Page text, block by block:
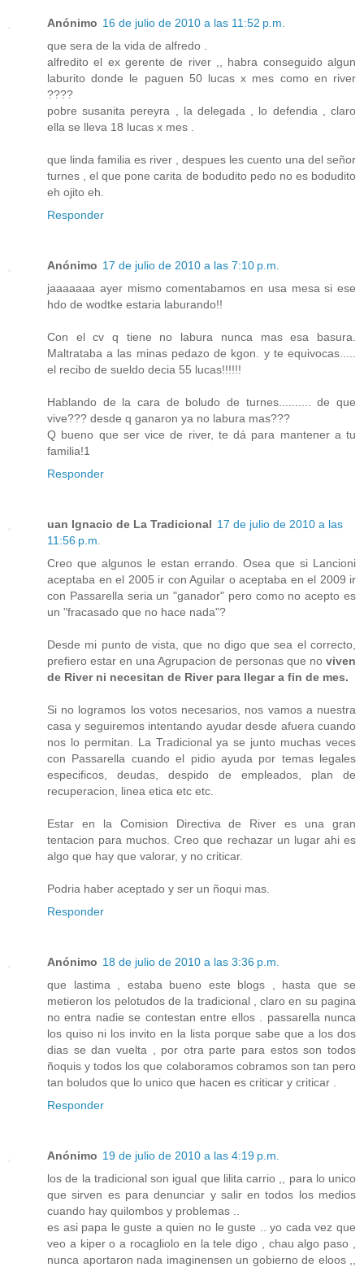
Anónimo 16 de julio de 2010 a las 11:52 p.m.
que sera de la vida de alfredo .
alfredito el ex gerente de river ,, habra conseguido algun
laburito donde le paguen 50 lucas x mes como en river
????
pobre susanita pereyra , la delegada , lo defendia , claro
ella se lleva 18 lucas x mes .
que linda familia es river , despues les cuento una del señor
turnes , el que pone carita de bodudito pedo no es bodudito
eh ojito eh.
Responder
Anónimo 17 de julio de 2010 a las 7:10 p.m.
jaaaaaaa ayer mismo comentabamos en usa mesa si ese
hdo de wodtke estaria laburando!!
Con el cv q tiene no labura nunca mas esa basura.
Maltrataba a las minas pedazo de kgon. y te equivocas.....
el recibo de sueldo decia 55 lucas!!!!!!
Hablando de la cara de boludo de turnes.......... de que
vive??? desde q ganaron ya no labura mas???
Q bueno que ser vice de river, te dá para mantener a tu
familia!1
Responder
uan Ignacio de La Tradicional 17 de julio de 2010 a las
11:56 p.m.
Creo que algunos le estan errando. Osea que si Lancioni
aceptaba en el 2005 ir con Aguilar o aceptaba en el 2009 ir
con Passarella seria un "ganador" pero como no acepto es
un "fracasado que no hace nada"?
Desde mi punto de vista, que no digo que sea el correcto,
prefiero estar en una Agrupacion de personas que no viven
de River ni necesitan de River para llegar a fin de mes.
Si no logramos los votos necesarios, nos vamos a nuestra
casa y seguiremos intentando ayudar desde afuera cuando
nos lo permitan. La Tradicional ya se junto muchas veces
con Passarella cuando el pidio ayuda por temas legales
especificos, deudas, despido de empleados, plan de
recuperacion, linea etica etc etc.
Estar en la Comision Directiva de River es una gran
tentacion para muchos. Creo que rechazar un lugar ahi es
algo que hay que valorar, y no criticar.
Podria haber aceptado y ser un ñoqui mas.
Responder
Anónimo 18 de julio de 2010 a las 3:36 p.m.
que lastima , estaba bueno este blogs , hasta que se
metieron los pelotudos de la tradicional , claro en su pagina
no entra nadie se contestan entre ellos . passarella nunca
los quiso ni los invito en la lista porque sabe que a los dos
dias se dan vuelta , por otra parte para estos son todos
ñoquis y todos los que colaboramos cobramos son tan pero
tan boludos que lo unico que hacen es criticar y criticar .
Responder
Anónimo 19 de julio de 2010 a las 4:19 p.m.
los de la tradicional son igual que lilita carrio ,, para lo unico
que sirven es para denunciar y salir en todos los medios
cuando hay quilombos y problemas ..
es asi papa le guste a quien no le guste .. yo cada vez que
veo a kiper o a rocagliolo en la tele digo , chau algo paso ,
nunca aportaron nada imaginensen un gobierno de eloos ,,